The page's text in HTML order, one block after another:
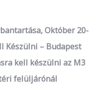
Október 20-
Készülni – Budapest
kell készülni az M3
felüljárónál